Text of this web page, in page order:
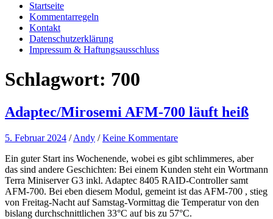
Startseite
Kommentarregeln
Kontakt
Datenschutzerklärung
Impressum & Haftungsausschluss
Schlagwort: 700
Adaptec/Mirosemi AFM-700 läuft heiß
5. Februar 2024 /Andy /Keine Kommentare
Ein guter Start ins Wochenende, wobei es gibt schlimmeres, aber
das sind andere Geschichten: Bei einem Kunden steht ein Wortmann
Terra Miniserver G3 inkl. Adaptec 8405 RAID-Controller samt
AFM-700. Bei eben diesem Modul, gemeint ist das AFM-700 , stieg
von Freitag-Nacht auf Samstag-Vormittag die Temperatur von den
bislang durchschnittlichen 33°C auf bis zu 57°C.